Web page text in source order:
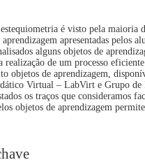
é visto pela maioria
apresentadas pelos
alguns objetos de
realização de um processo
objetos de aprendizagem,
Virtual – LabVirt e Grupo de
os traços que consideramos
objetos de aprendizagem